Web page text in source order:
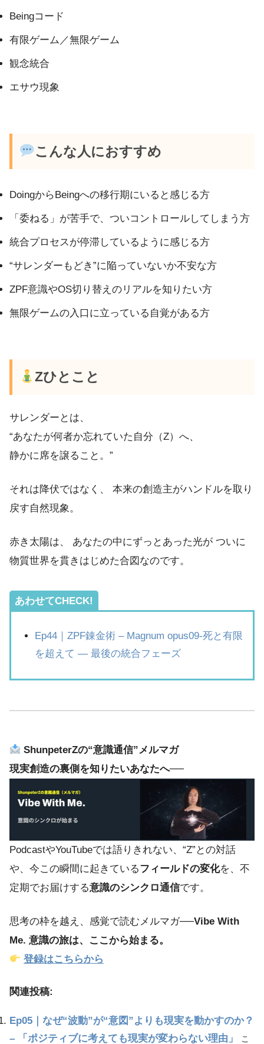
Beingコード
有限ゲーム／無限ゲーム
観念統合
エサウ現象
こんな人におすすめ
DoingからBeingへの移行期にいると感じる方
「委ねる」が苦手で、ついコントロールしてしまう方
統合プロセスが停滞しているように感じる方
“サレンダーもどき”に陥っていないか不安な方
ZPF意識やOS切り替えのリアルを知りたい方
無限ゲームの入口に立っている自覚がある方
Zひとこと
サレンダーとは、
“あなたが何者か忘れていた自分（Z）へ、
静かに席を譲ること。”
それは降伏ではなく、 本来の創造主がハンドルを取り
戻す自然現象。
赤き太陽は、 あなたの中にずっとあった光が ついに
物質世界を貫きはじめた合図なのです。
あわせてCHECK!
Ep44｜ZPF錬金術 – Magnum opus09-死と有限
を超えて ― 最後の統合フェーズ
ShunpeterZの“意識通信”メルマガ
現実創造の裏側を知りたいあなたへ──
PodcastやYouTubeでは語りきれない、“Z”との対話
や、今この瞬間に起きているフィールドの変化を、不
定期でお届けする意識のシンクロ通信です。
思考の枠を越え、感覚で読むメルマガ──Vibe With
Me. 意識の旅は、ここから始まる。
登録はこちらから
関連投稿:
Ep05｜なぜ“波動”が“意図”よりも現実を動かすのか？
– 「ポジティブに考えても現実が変わらない理由」
こ